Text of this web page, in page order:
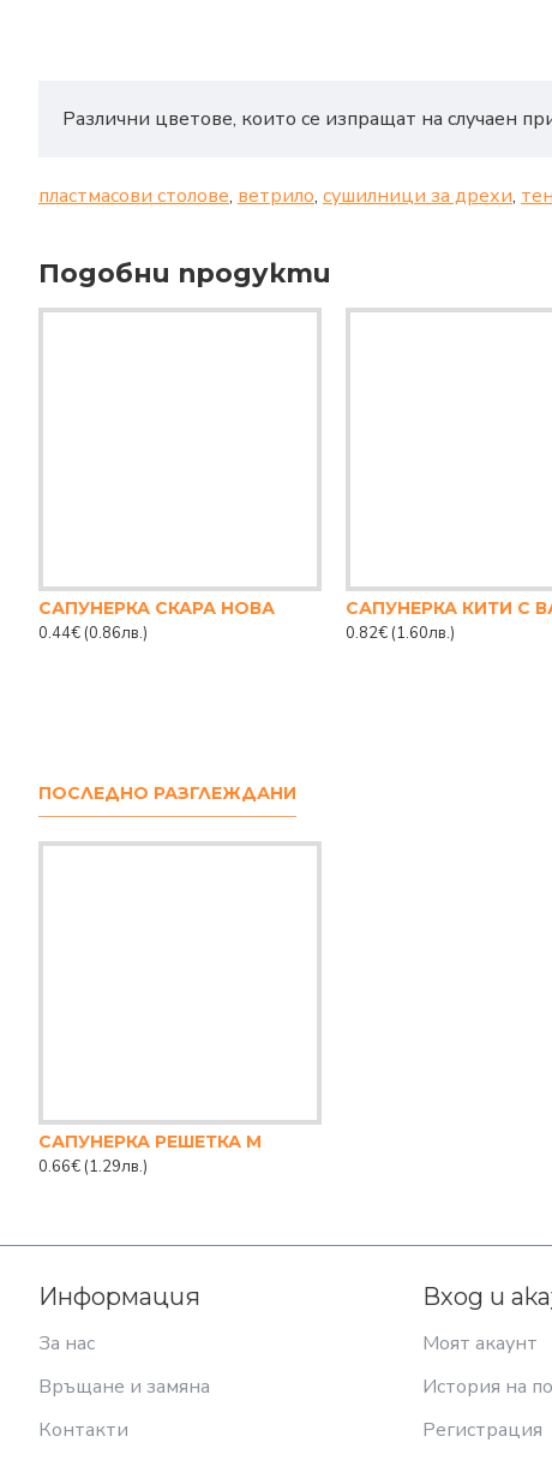
Различни цветове, които се изпращат на случаен
пластмасови столове, ветрило, сушилници за дрехи,
Подобни продукти
САПУНЕРКА СКАРА НОВА
0.44€ (0.86лв.)
САПУНЕРКА КИТИ С
0.82€ (1.60лв.)
ПОСЛЕДНО РАЗГЛЕЖДАНИ
САПУНЕРКА РЕШЕТКА М
0.66€ (1.29лв.)
Информация
За нас
Връщане и замяна
Контакти
Вход и
Моят акаунт
История на
Регистрация